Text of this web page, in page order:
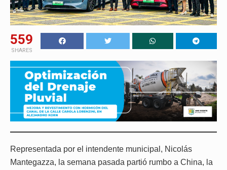
559
SHARES
Representada por el intendente municipal, Nicolás
Mantegazza, la semana pasada partió rumbo a China, la